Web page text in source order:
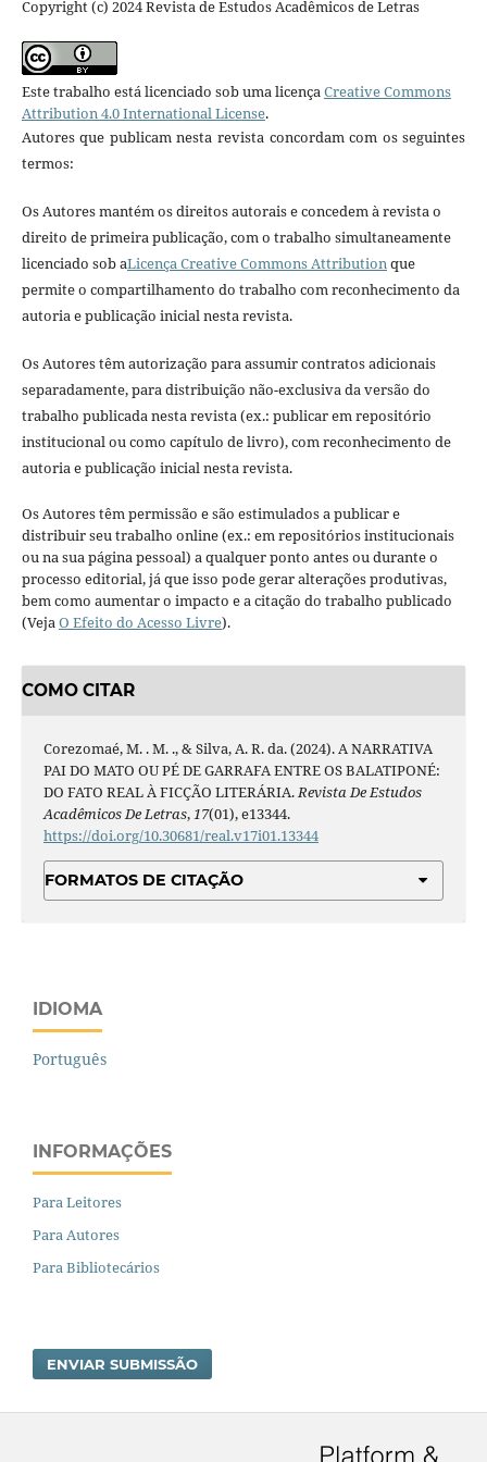
Copyright (c) 2024 Revista de Estudos Acadêmicos de Letras
Este trabalho está licenciado sob uma licençaCreative Commons
Attribution 4.0 International License.
Autores que publicam nesta revista concordam com os seguintes
termos:
Os Autores mantém os direitos autorais e concedem à revista o
direito de primeira publicação, com o trabalho simultaneamente
licenciado sob aLicença Creative Commons Attributionque
permite o compartilhamento do trabalho com reconhecimento da
autoria e publicação inicial nesta revista.
Os Autores têm autorização para assumir contratos adicionais
separadamente, para distribuição não-exclusiva da versão do
trabalho publicada nesta revista (ex.: publicar em repositório
institucional ou como capítulo de livro), com reconhecimento de
autoria e publicação inicial nesta revista.
Os Autores têm permissão e são estimulados a publicar e
distribuir seu trabalho online (ex.: em repositórios institucionais
ou na sua página pessoal) a qualquer ponto antes ou durante o
processo editorial, já que isso pode gerar alterações produtivas,
bem como aumentar o impacto e a citação do trabalho publicado
(VejaO Efeito do Acesso Livre).
COMO CITAR
Corezomaé, M. . M. ., & Silva, A. R. da. (2024). A NARRATIVA
PAI DO MATO OU PÉ DE GARRAFA ENTRE OS BALATIPONÉ:
DO FATO REAL À FICÇÃO LITERÁRIA. Revista De Estudos
Acadêmicos De Letras, 17(01), e13344.
https://doi.org/10.30681/real.v17i01.13344
FORMATOS DE CITAÇÃO
IDIOMA
Português
INFORMAÇÕES
Para Leitores
Para Autores
Para Bibliotecários
ENVIAR SUBMISSÃO